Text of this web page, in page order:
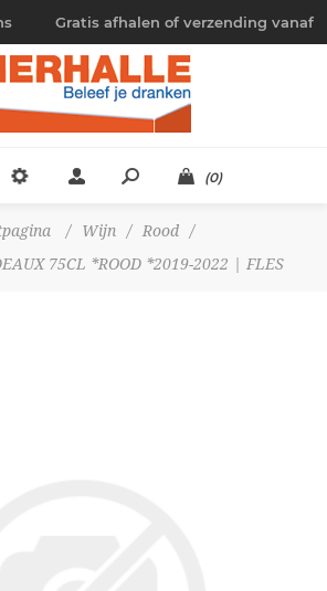
Gratis afhalen of verzending vanaf
€ 4,95
(0)
/ Wijn / Rood
/
75CL *ROOD *2019-2022 | FLES